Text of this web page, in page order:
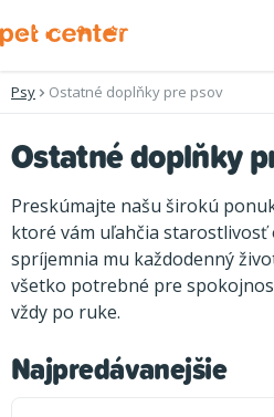
na
Psy Ostatné doplňky pre psov
Ostatné doplňky
Preskúmajte našu širokú
ktoré vám uľahčia starostlivosť
spríjemnia mu každodenný
všetko potrebné pre
vždy po ruke.
Najpredávanejšie